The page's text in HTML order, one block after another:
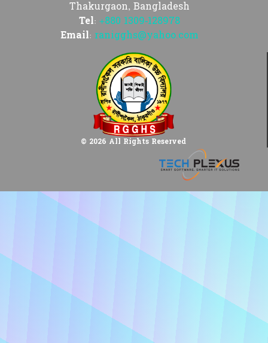
© 2026 All Rights Reserved
Thakurgaon, Bangladesh
Tel: +880 1309-128978
Email: ranigghs@yahoo.com